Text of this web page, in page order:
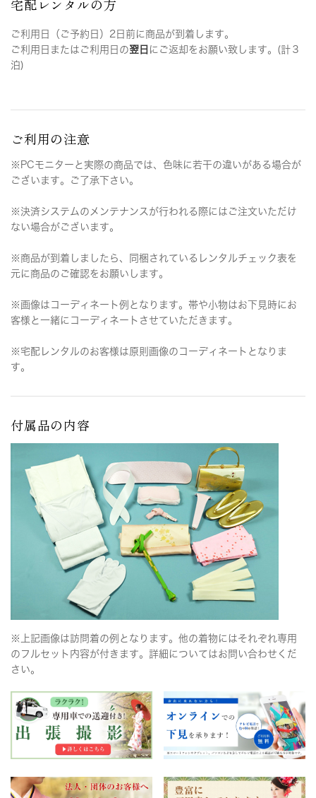
宅配レンタルの方
ご利用日（ご予約日）2日前に商品が到着します。
ご利用日またはご利用日の翌日 にご返却をお願い致します。(計３
泊)
ご利用の注意
※PCモニターと実際の商品では、色味に若干の違いがある場合が
ございます。ご了承下さい。
※決済システムのメンテナンスが行われる際にはご注文いただけ
ない場合がございます。
※商品が到着しましたら、同梱されているレンタルチェック表を
元に商品のご確認をお願いします。
※画像はコーディネート例となります。帯や小物はお下見時にお
客様と一緒にコーディネートさせていただきます。
※宅配レンタルのお客様は原則画像のコーディネートとなりま
す。
付属品の内容
※上記画像は訪問着の例となります。他の着物にはそれぞれ専用
のフルセット内容が付きます。詳細についてはお問い合わせくだ
さい。